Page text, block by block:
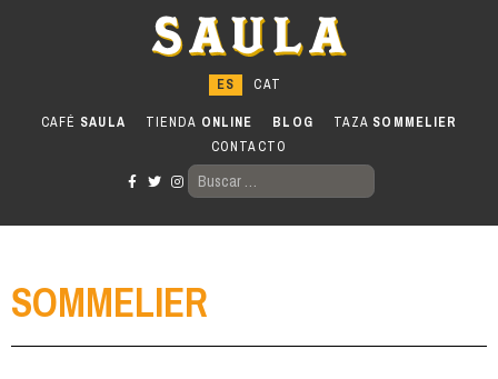
CAFÉ SAULA TIENDA ONLINE BLOG TAZA SOMMELIER
CONTACTO
BUSCAR:
SOMMELIER